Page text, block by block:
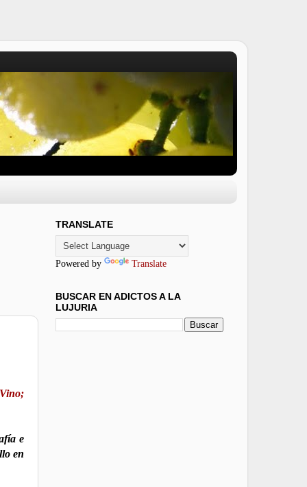
e
en
TRANSLATE
Powered by Translate
BUSCAR EN ADICTOS A LA
LUJURIA